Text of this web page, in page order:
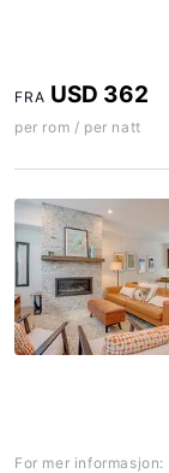
FRA USD 362
per rom / per natt
For mer informasjon: